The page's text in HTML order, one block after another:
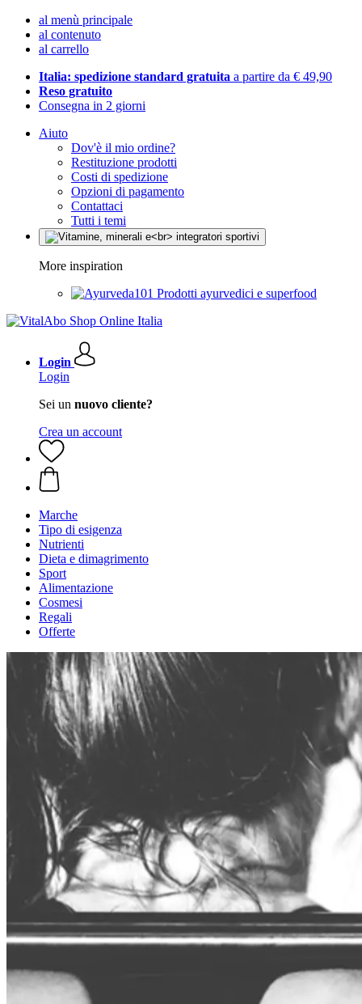
al menù principale
al contenuto
al carrello
Italia: spedizione standard gratuita a partire da € 49,90
Reso gratuito
Consegna in 2 giorni
Aiuto
Dov'è il mio ordine?
Restituzione prodotti
Costi di spedizione
Opzioni di pagamento
Contattaci
Tutti i temi
More inspiration
Prodotti ayurvedici e superfood
Login
Login
Sei un nuovo cliente?
Crea un account
Marche
Tipo di esigenza
Nutrienti
Dieta e dimagrimento
Sport
Alimentazione
Cosmesi
Regali
Offerte